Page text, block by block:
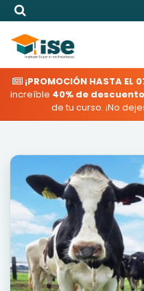
¡PROMOCIÓN HASTA EL
increíble 40% de descuento
de tu curso. ¡No